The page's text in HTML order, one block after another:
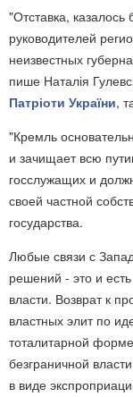
"Отставка,
руководителей
неизвестных
пише Наталія
Патріоти України,
"Кремль
и зачищает всю
госслужащих и
своей частной
государства.
Любые связи с
решений - это и
власти. Возврат к
властных элит по
тоталитарной
безграничной
в виде